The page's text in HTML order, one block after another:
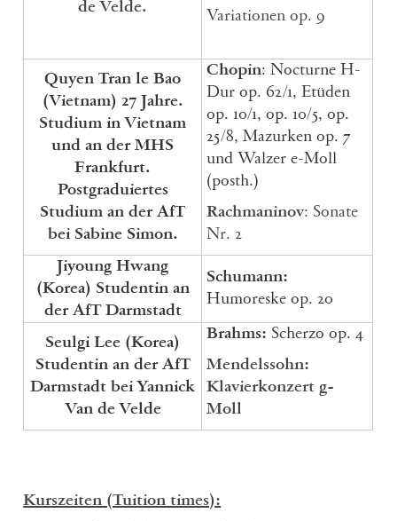
de Velde.
Variationen op. 9
Quyen Tran le Bao
(Vietnam) 27 Jahre.
Studium in Vietnam
und an der MHS
Frankfurt.
Postgraduiertes
Studium an der AfT
bei Sabine Simon.
Chopin: Nocturne H-
Dur op. 62/1, Etüden
op. 10/1, op. 10/5, op.
25/8, Mazurken op. 7
und Walzer e-Moll
(posth.)
Rachmaninov: Sonate
Nr. 2
Jiyoung Hwang
(Korea) Studentin an
der AfT Darmstadt
Schumann:
Humoreske op. 20
Seulgi Lee (Korea)
Studentin an der AfT
Darmstadt bei Yannick
Van de Velde
Brahms: Scherzo op. 4
Mendelssohn:
Klavierkonzert g-
Moll
Kurszeiten (Tuition times):